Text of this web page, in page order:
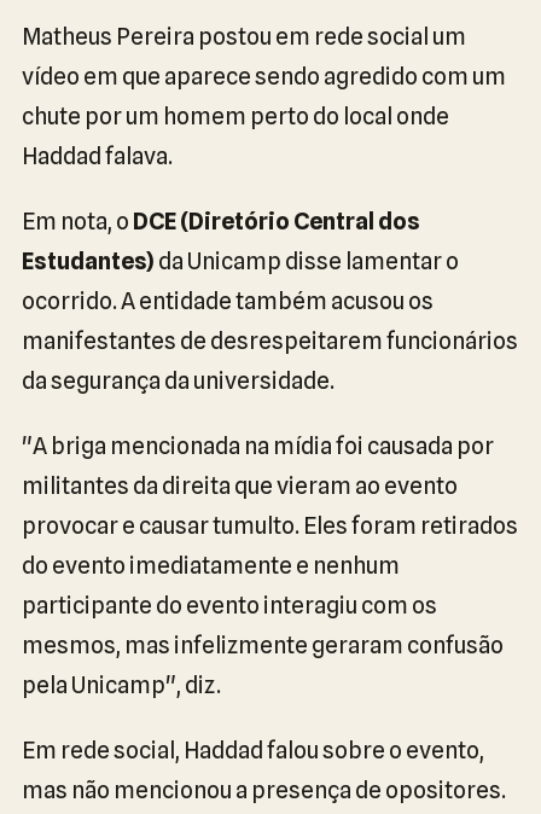
Matheus Pereira postou em rede social um
vídeo em que aparece sendo agredido com um
chute por um homem perto do local onde
Haddad falava.
Em nota, o DCE (Diretório Central dos
Estudantes) da Unicamp disse lamentar o
ocorrido. A entidade também acusou os
manifestantes de desrespeitarem funcionários
da segurança da universidade.
"A briga mencionada na mídia foi causada por
militantes da direita que vieram ao evento
provocar e causar tumulto. Eles foram retirados
do evento imediatamente e nenhum
participante do evento interagiu com os
mesmos, mas infelizmente geraram confusão
pela Unicamp", diz.
Em rede social, Haddad falou sobre o evento,
mas não mencionou a presença de opositores.